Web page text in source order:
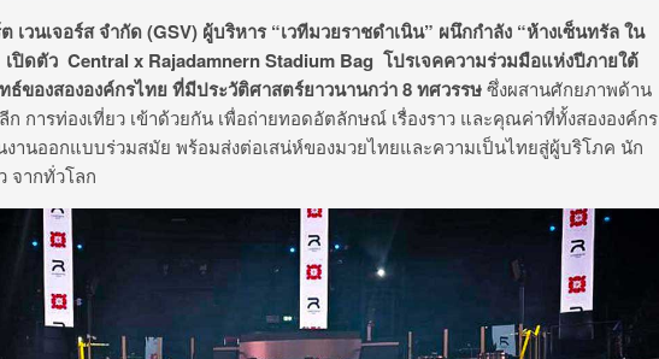
เวนเจอร์ส จำกัด (GSV) ผู้บริหาร “เวทีมวยราชดำเนิน” ผนึกกำลัง “ห้างเซ็นทรัล ใน
เปิดตัว Central x Rajadamnern Stadium Bag โปรเจคความร่วมมือแห่งปีภายใต้
ธ์ของสององค์กรไทย ที่มีประวัติศาสตร์ยาวนานกว่า8ทศวรรษซึ่งผสานศักยภาพด้าน
การท่องเที่ยว เข้าด้วยกัน เพื่อถ่ายทอดอัตลักษณ์ เรื่องราว และคุณค่าที่ทั้งสององค์กร
งานออกแบบร่วมสมัย พร้อมส่งต่อเสน่ห์ของมวยไทยและความเป็นไทยสู่ผู้บริโภค นัก
จากทั่วโลก